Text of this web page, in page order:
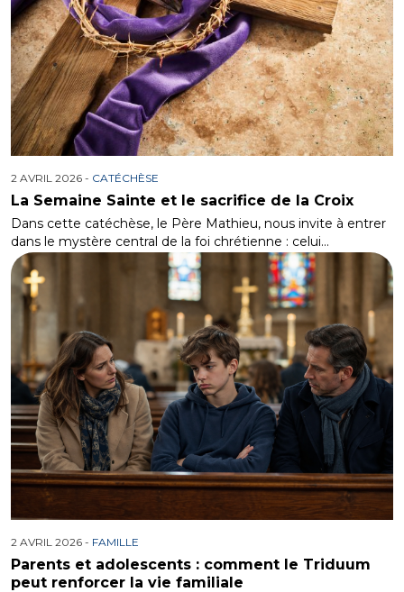
2 AVRIL 2026 - CATÉCHÈSE
La Semaine Sainte et le sacrifice de la Croix
Dans cette catéchèse, le Père Mathieu, nous invite à entrer
dans le mystère central de la foi chrétienne : celui…
2 AVRIL 2026 - FAMILLE
Parents et adolescents : comment le Triduum
peut renforcer la vie familiale